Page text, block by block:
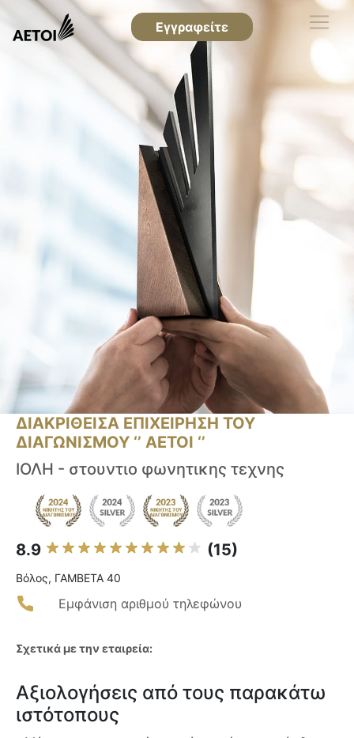
Εγγραφείτε
ΔΙΑΚΡΙΘΕΙΣΑ ΕΠΙΧΕΙΡΗΣΗ ΤΟΥ
ΔΙΑΓΩΝΙΣΜΟΥ ‘’ ΑΕΤΟΙ ‘’
ΙΟΛΗ - στουντιο φωνητικης τεχνης
8.9 (15)
Βόλος, ΓΑΜΒΕΤΑ 40
Εμφάνιση αριθμού τηλεφώνου
Σχετικά με την εταιρεία:
Αξιολογήσεις από τους παρακάτω
ιστότοπους